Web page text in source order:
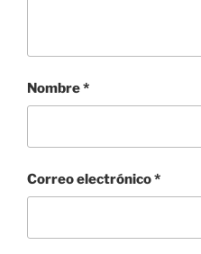
Nombre*
Correo electrónico*